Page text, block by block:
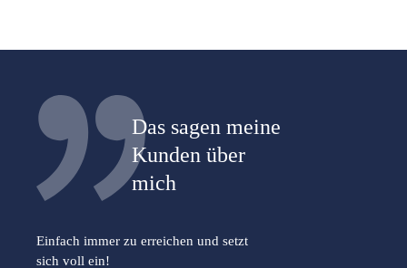
Das sagen meine
Kunden über
mich
Einfach immer zu erreichen und setzt
sich voll ein!